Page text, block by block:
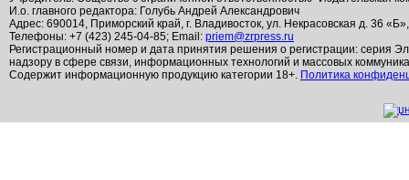
И.о. главного редактора: Голубь Андрей Александрович
Адрес: 690014, Приморский край, г. Владивосток, ул. Некрасовская д. 36
Телефоны: +7 (423) 245-04-85; Email: priem@zrpress.ru
Регистрационный номер и дата принятия решения о регистрации: серия
надзору в сфере связи, информационных технологий и массовых
Содержит информационную продукцию категории 18+. Политика